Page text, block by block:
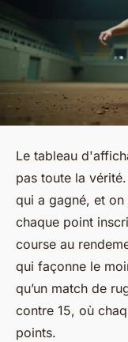
Le tableau
pas toute la
qui a gagné, et
chaque point
course au
qui façonne le
qu’un match de
contre 15, où
points.